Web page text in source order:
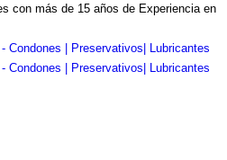
con más de 15 años de Experiencia en